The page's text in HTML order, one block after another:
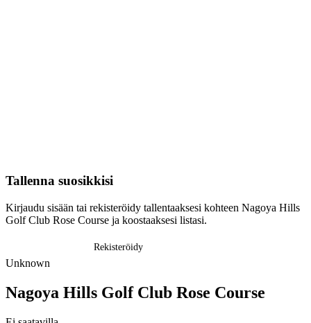
Tallenna suosikkisi
Kirjaudu sisään tai rekisteröidy tallentaaksesi kohteen Nagoya Hills
Golf Club Rose Course ja koostaaksesi listasi.
Rekisteröidy
Unknown
Nagoya Hills Golf Club Rose Course